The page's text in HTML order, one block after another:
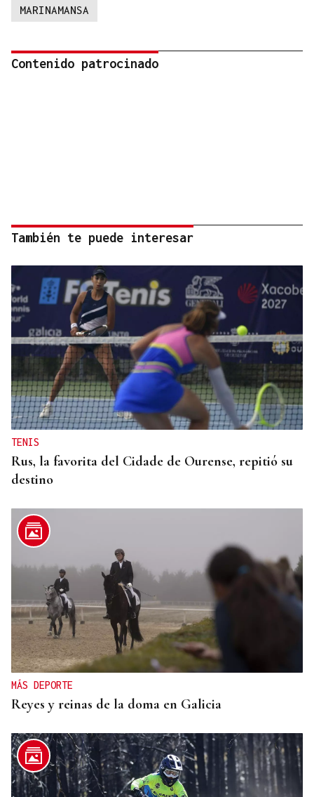
MARINAMANSA
Contenido patrocinado
También te puede interesar
TENIS
Rus, la favorita del Cidade de Ourense, repitió su
destino
MÁS DEPORTE
Reyes y reinas de la doma en Galicia